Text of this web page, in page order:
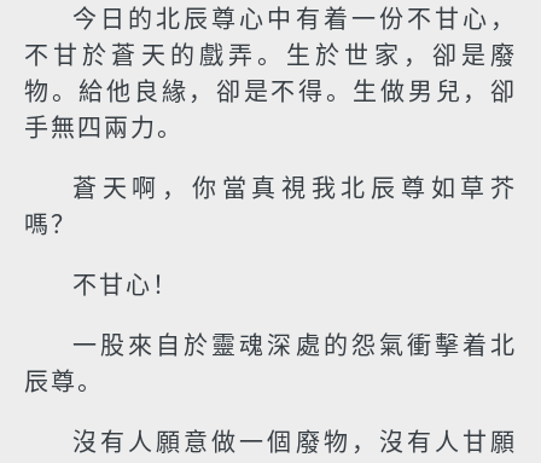
今日的北辰尊心中有着一份不甘心，
不甘於蒼天的戲弄。生於世家，卻是廢
物。給他良緣，卻是不得。生做男兒，卻
手無四兩力。
蒼天啊，你當真視我北辰尊如草芥
嗎？
不甘心！
一股來自於靈魂深處的怨氣衝擊着北
辰尊。
沒有人願意做一個廢物，沒有人甘願